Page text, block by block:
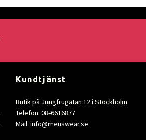
Kundtjänst
Butik på Jungfrugatan 12 i Stockholm
Telefon: 08-6616877
Mail: info@menswear.se